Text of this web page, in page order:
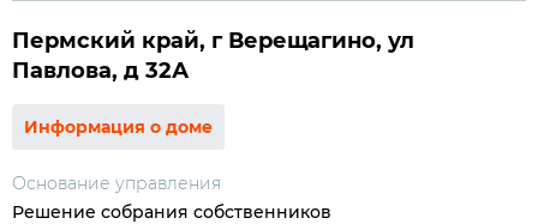
Пермский край, г Верещагино, ул
Павлова, д 32А
Информация о доме
Основание управления
Решение собрания собственников